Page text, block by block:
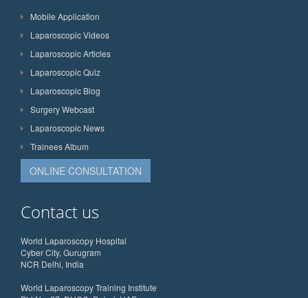
Mobile Application
Laparoscopic Videos
Laparoscopic Articles
Laparoscopic Quiz
Laparoscopic Blog
Surgery Webcast
Laparoscopic News
Trainees Album
ONLINE CONSULTATION
Contact us
World Laparoscopy Hospital
Cyber City, Gurugram
NCR Delhi, India
World Laparoscopy Training Institute